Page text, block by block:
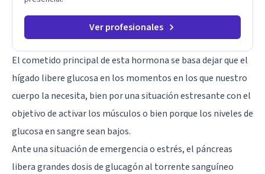
Ver profesionales
El cometido principal de esta hormona se basa dejar que el
hígado libere glucosa en los momentos en los que nuestro
cuerpo la necesita, bien por una situación estresante con el
objetivo de activar los músculos o bien porque los niveles de
glucosa en sangre sean bajos.
Ante una situación de emergencia o estrés, el páncreas
libera grandes dosis de glucagón al torrente sanguíneo